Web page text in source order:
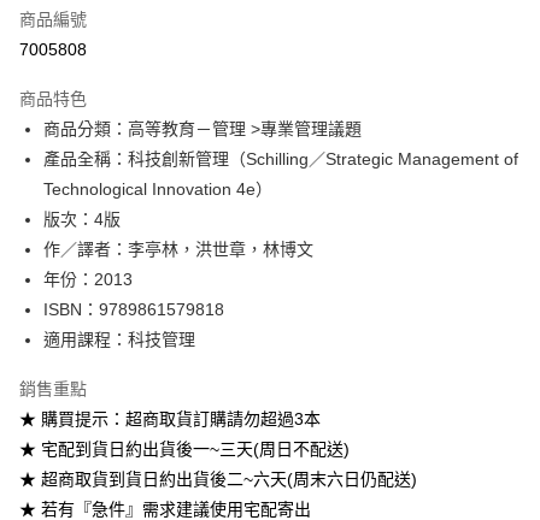
超商取貨付款
Google Pay
ATM付款
運送方式
付款後全家取貨
7-11取貨付款
每筆NT$60
付款後7-11取貨
商品編號
7005808
商品特色
商品分類：高等教育－管理 >專業管理議題
產品全稱：科技創新管理（Schilling／Strategic Management of
Technological Innovation 4e）
版次：4版
作／譯者：李亭林，洪世章，林博文
年份：2013
ISBN：9789861579818
適用課程：科技管理
銷售重點
★ 購買提示：超商取貨訂購請勿超過3本
★ 宅配到貨日約出貨後一~三天(周日不配送)
★ 超商取貨到貨日約出貨後二~六天(周末六日仍配送)
★ 若有『急件』需求建議使用宅配寄出